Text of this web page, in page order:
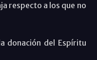
respecto a los que no
donación del Espíritu